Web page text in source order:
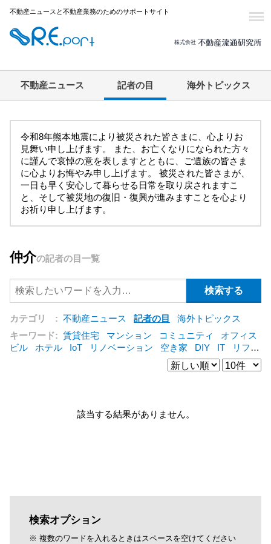
不動産ニュースと不動産業務のためのサポートサイト
不動産ニュース 記者の目 海外トピックス
令和8年熊本地震により被災された皆さまに、心よりお
見舞い申し上げます。 また、お亡くなりになられた方々
に謹んで哀悼の意を表しますとともに、ご遺族の皆さま
に心よりお悔やみ申し上げます。 被災された皆さまが、
一日も早く安心して暮らせる日常を取り戻されますこ
と、そして被災地の復旧・復興が進みますことを心より
お祈り申し上げます。
仲介の記者の目一覧
カテゴリ : 不動産ニュース 記者の目
海外トピックス
キーワード: 賃貸住宅 マンション コミュニティ
オフィス
ビル
ホテル IoT リノベーション 空き家 DIY IT
リフォ
建売住宅 管理会社
集合住
三菱地所 賃貸借 公営住宅[+]
該当する結果がありません。
検索オプション
※ 複数のワードを入れるときはスペースを空けてください